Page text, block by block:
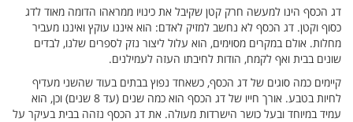
דג הכסף הינו למעשה חרק קטן שקיבל את כינויו ממראהו הדומה מאוד לדג
כסוף וקטן. דג הכסף לא נחשב למזיק לאדם: הוא איננו עוקץ ואיננו מעביר
מחלות. אולם במקרים מסוימים, הוא עלול ליצור נזק לספרים שלנו, לבדים
שונים בבית ואף לקמח, הודות לחיבתו העזה לעמילנים.
קיימים כמה סוגים של דג הכסף, כשאחד נפוץ בבתים בעוד שהשני מעדיף
לחיות בטבע. אורך חייו של דג הכסף הוא כמה שנים (עד 8 שנים) וכן, הוא
עמיד במיוחד ובעל כושר הישרדות מעולה. את דג הכסף נזהה בבית בעיקר על